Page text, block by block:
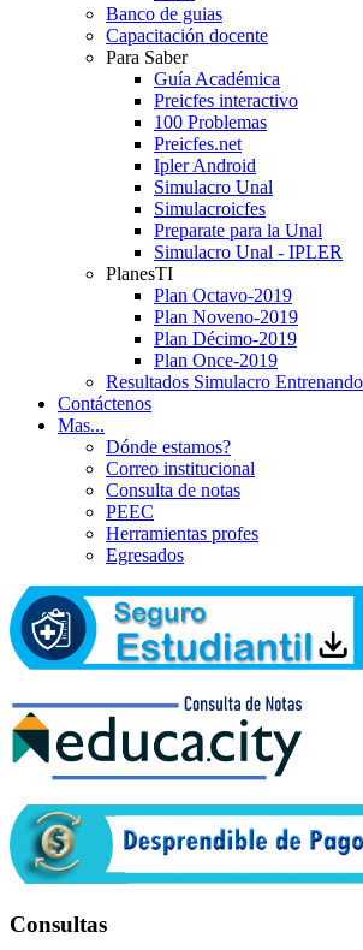
Banco de guias
Capacitación docente
Para Saber
Guía Académica
Preicfes interactivo
100 Problemas
Preicfes.net
Ipler Android
Simulacro Unal
Simulacroicfes
Preparate para la Unal
Simulacro Unal - IPLER
PlanesTI
Plan Octavo-2019
Plan Noveno-2019
Plan Décimo-2019
Plan Once-2019
Resultados Simulacro Entrenando
Contáctenos
Mas...
Dónde estamos?
Correo institucional
Consulta de notas
PEEC
Herramientas profes
Egresados
Consultas